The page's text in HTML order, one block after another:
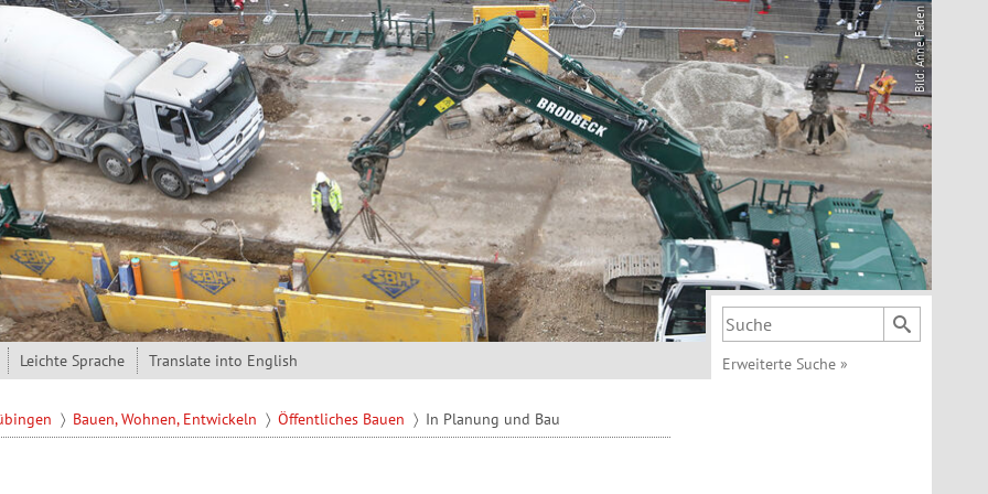
Bild: Anne Faden
Suchbegriff
Erweiterte Suche »
Leichte Sprache Translate into English
Bauen, Wohnen, Entwickeln Öffentliches Bauen In Planung und Bau